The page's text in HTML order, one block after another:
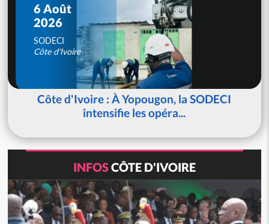
6 Août
2026
SODECI
Côte d'Ivoire
Côte d'Ivoire : À Yopougon, la SODECI
intensifie les opéra...
INFOSCÔTE D'IVOIRE